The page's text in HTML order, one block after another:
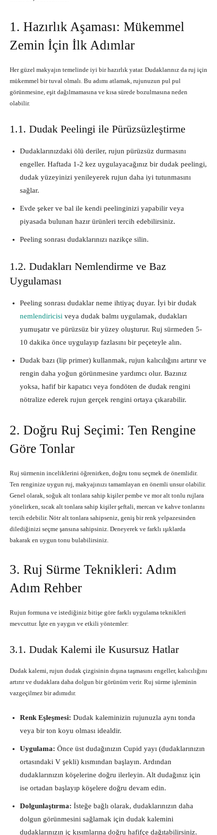
1. Hazırlık Aşaması: Mükemmel
Zemin İçin İlk Adımlar
Her güzel makyajın temelinde iyi bir hazırlık yatar. Dudaklarınız da ruj için
mükemmel bir tuval olmalı. Bu adımı atlamak, rujunuzun pul pul
görünmesine, eşit dağılmamasına ve kısa sürede bozulmasına neden
olabilir.
1.1. Dudak Peelingi ile Pürüzsüzleştirme
Dudaklarınızdaki ölü deriler, rujun pürüzsüz durmasını
engeller. Haftada 1-2 kez uygulayacağınız bir dudak peelingi,
dudak yüzeyinizi yenileyerek rujun daha iyi tutunmasını
sağlar.
Evde şeker ve bal ile kendi peelinginizi yapabilir veya
piyasada bulunan hazır ürünleri tercih edebilirsiniz.
Peeling sonrası dudaklarınızı nazikçe silin.
1.2. Dudakları Nemlendirme ve Baz
Uygulaması
Peeling sonrası dudaklar neme ihtiyaç duyar. İyi bir dudak
nemlendiricisi veya dudak balmı uygulamak, dudakları
yumuşatır ve pürüzsüz bir yüzey oluşturur. Ruj sürmeden 5-
10 dakika önce uygulayıp fazlasını bir peçeteyle alın.
Dudak bazı (lip primer) kullanmak, rujun kalıcılığını artırır ve
rengin daha yoğun görünmesine yardımcı olur. Bazınız
yoksa, hafif bir kapatıcı veya fondöten de dudak rengini
nötralize ederek rujun gerçek rengini ortaya çıkarabilir.
2. Doğru Ruj Seçimi: Ten Rengine
Göre Tonlar
Ruj sürmenin inceliklerini öğrenirken, doğru tonu seçmek de önemlidir.
Ten renginize uygun ruj, makyajınızı tamamlayan en önemli unsur olabilir.
Genel olarak, soğuk alt tonlara sahip kişiler pembe ve mor alt tonlu rujlara
yönelirken, sıcak alt tonlara sahip kişiler şeftali, mercan ve kahve tonlarını
tercih edebilir. Nötr alt tonlara sahipseniz, geniş bir renk yelpazesinden
dilediğinizi seçme şansına sahipsiniz. Deneyerek ve farklı ışıklarda
bakarak en uygun tonu bulabilirsiniz.
3. Ruj Sürme Teknikleri: Adım
Adım Rehber
Rujun formuna ve istediğiniz bitişe göre farklı uygulama teknikleri
mevcuttur. İşte en yaygın ve etkili yöntemler:
3.1. Dudak Kalemi ile Kusursuz Hatlar
Dudak kalemi, rujun dudak çizgisinin dışına taşmasını engeller, kalıcılığını
artırır ve dudaklara daha dolgun bir görünüm verir. Ruj sürme işleminin
vazgeçilmez bir adımıdır.
Renk Eşleşmesi: Dudak kaleminizin rujunuzla aynı tonda
veya bir ton koyu olması idealdir.
Uygulama: Önce üst dudağınızın Cupid yayı (dudaklarınızın
ortasındaki V şekli) kısmından başlayın. Ardından
dudaklarınızın köşelerine doğru ilerleyin. Alt dudağınız için
ise ortadan başlayıp köşelere doğru devam edin.
Dolgunlaştırma: İsteğe bağlı olarak, dudaklarınızın daha
dolgun görünmesini sağlamak için dudak kalemini
dudaklarınızın iç kısımlarına doğru hafifçe dağıtabilirsiniz.